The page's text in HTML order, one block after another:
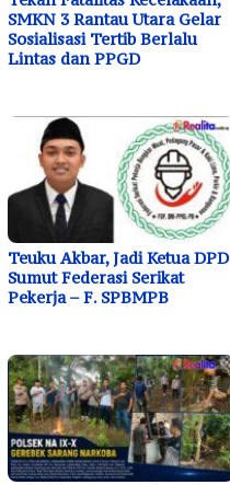
SMKN 3 Rantau Utara Gelar
Sosialisasi Tertib Berlalu
Lintas dan PPGD
Teuku Akbar, Jadi Ketua DPD
Sumut Federasi Serikat
Pekerja – F. SPBMPB